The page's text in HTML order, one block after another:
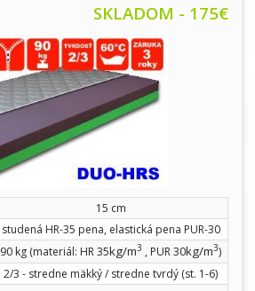
SKLADOM - 175€
15 cm
studená HR-35 pena, elastická pena PUR-30
90 kg (materiál: HR 35kg/m3 , PUR 30kg/m3)
2/3 - stredne mäkký / stredne tvrdý (st. 1-6)